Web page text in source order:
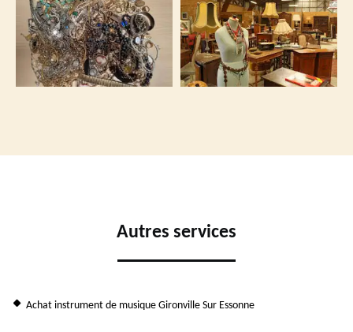
Autres services
Achat instrument de musique Gironville Sur Essonne